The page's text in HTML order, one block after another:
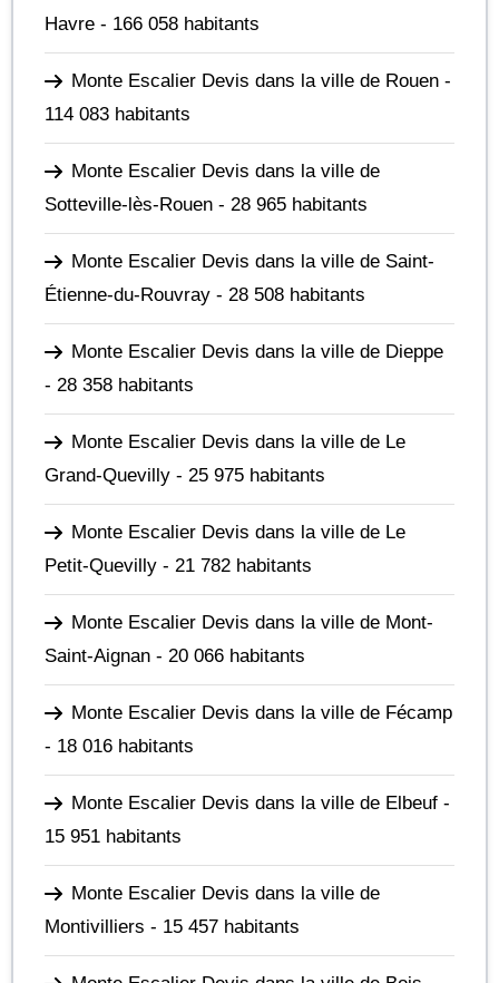
Havre - 166 058 habitants
Monte Escalier Devis dans la ville de Rouen -
114 083 habitants
Monte Escalier Devis dans la ville de
Sotteville-lès-Rouen - 28 965 habitants
Monte Escalier Devis dans la ville de Saint-
Étienne-du-Rouvray - 28 508 habitants
Monte Escalier Devis dans la ville de Dieppe
- 28 358 habitants
Monte Escalier Devis dans la ville de Le
Grand-Quevilly - 25 975 habitants
Monte Escalier Devis dans la ville de Le
Petit-Quevilly - 21 782 habitants
Monte Escalier Devis dans la ville de Mont-
Saint-Aignan - 20 066 habitants
Monte Escalier Devis dans la ville de Fécamp
- 18 016 habitants
Monte Escalier Devis dans la ville de Elbeuf -
15 951 habitants
Monte Escalier Devis dans la ville de
Montivilliers - 15 457 habitants